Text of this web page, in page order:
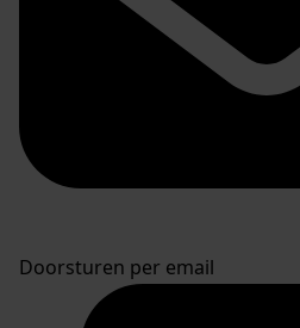
Doorsturen per email